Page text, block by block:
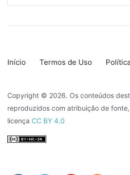
Início Termos de Uso
Copyright © 2026. Os conteúdos
reproduzidos com atribuição de
licença CC BY 4.0